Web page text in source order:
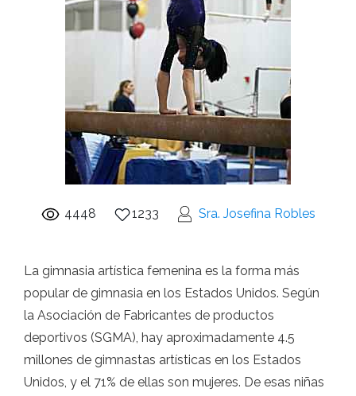
4448 1233 Sra. Josefina Robles
La gimnasia artística femenina es la forma más
popular de gimnasia en los Estados Unidos. Según
la Asociación de Fabricantes de productos
deportivos (SGMA), hay aproximadamente 4.5
millones de gimnastas artísticas en los Estados
Unidos, y el 71% de ellas son mujeres. De esas niñas